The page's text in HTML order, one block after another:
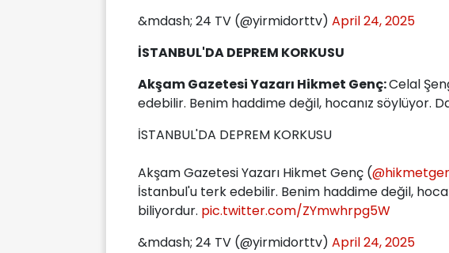
&mdash; 24 TV (@yirmidorttv) April 24, 2025
İSTANBUL'DA DEPREM KORKUSU
Akşam Gazetesi Yazarı Hikmet Genç:Celal
edebilir. Benim haddime değil, hocanız söylüyor.
İSTANBUL'DA DEPREM KORKUSU
Akşam Gazetesi Yazarı Hikmet Genç (
İstanbul'u terk edebilir. Benim haddime değil,
biliyordur. pic.twitter.com/ZYmwhrpg5W
&mdash; 24 TV (@yirmidorttv) April 24, 2025